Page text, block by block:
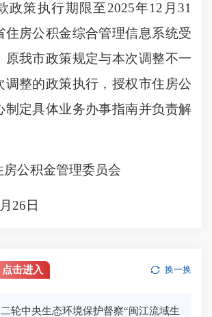
政策执行期限至2025年12月31
住房公积金综合管理信息系统受
原我市政策规定与本次调整不一
调整的政策执行，授权市住房公
制定具体业务办事指南并负责解
公积金管理委员会
26日
点击进入 换一换
轮中央生态环境保护督察“闽江流域生